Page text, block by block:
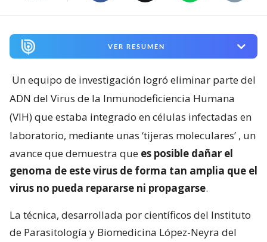
VER RESUMEN
Un equipo de investigación logró eliminar parte del
ADN del Virus de la Inmunodeficiencia Humana
(VIH) que estaba integrado en células infectadas en
laboratorio, mediante unas ‘tijeras moleculares’ , un
avance que demuestra que es posible dañar el
genoma de este virus de forma tan amplia que el
virus no pueda repararse ni propagarse.
La técnica, desarrollada por científicos del Instituto
de Parasitología y Biomedicina López-Neyra del